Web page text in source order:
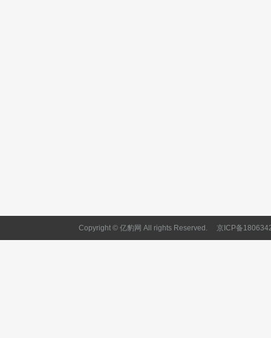
Copyright © 亿豹网 All rights Reserved. 京ICP备